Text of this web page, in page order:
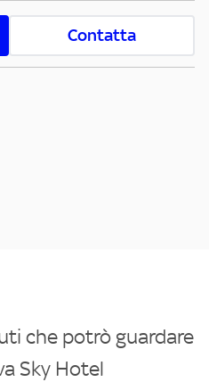
Contatta
che potrò guardare
Sky Hotel